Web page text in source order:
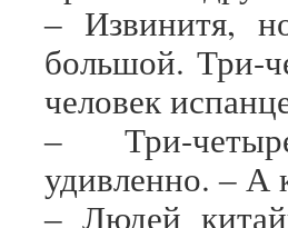
‒ Извинитя,
большой. Три-
человек
‒ Три-
удивленно. ‒ А
‒ Людей